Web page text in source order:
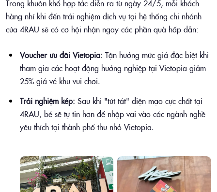
Trong khuôn khổ hợp tác diễn ra từ ngày 24/5, mỗi khách
hàng nhí khi đến trải nghiệm dịch vụ tại hệ thống chi nhánh
của 4RAU sẽ có cơ hội nhận ngay các phần quà hấp dẫn:
Voucher ưu đãi Vietopia: Tận hưởng mức giá đặc biệt khi
tham gia các hoạt động hướng nghiệp tại Vietopia giảm
25% giá vé khu vui chơi.
Trải nghiệm kép: Sau khi "tút tát" diện mạo cực chất tại
4RAU, bé sẽ tự tin hơn để nhập vai vào các ngành nghề
yêu thích tại thành phố thu nhỏ Vietopia.